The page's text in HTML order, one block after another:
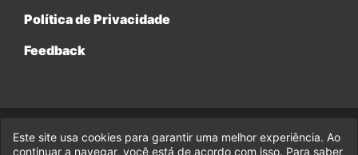
Política de Privacidade
Feedback
© 2017-2026 Legado da Marvel, uma empresa da Legado
Enterprises.
Este site usa cookies para garantir uma melhor experiência. Ao
continuar a navegar, você está de acordo com isso. Para saber